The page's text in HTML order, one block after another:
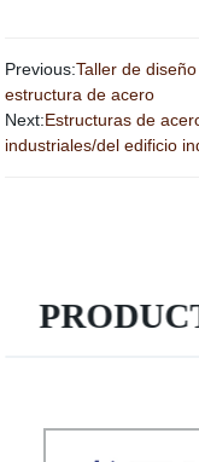
Previous:Taller de
estructura de acero
Next:Estructuras de
industriales/del edificio